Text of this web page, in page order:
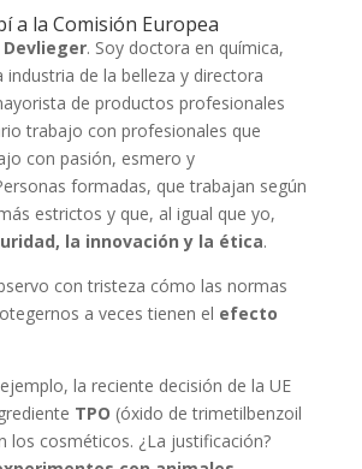
a la Comisión Europea
Devlieger. Soy doctora en química,
de la belleza y directora
de productos profesionales
trabajo con profesionales que
con pasión, esmero y
formadas, que trabajan según
estrictos y que, al igual que yo,
la innovación y la ética.
con tristeza cómo las normas
a veces tienen el efecto
la reciente decisión de la UE
TPO (óxido de trimetilbenzoil
los cosméticos. ¿La justificación?